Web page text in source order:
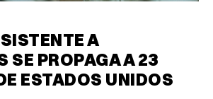
A
SE PROPAGA A 23
ESTADOS UNIDOS